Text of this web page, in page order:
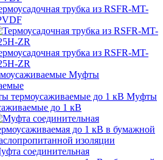
трубка из RSFR-MT-
трубка из RSFR-MT-
ZR
Муфты
Муфты
до 1 кВ
соединительная